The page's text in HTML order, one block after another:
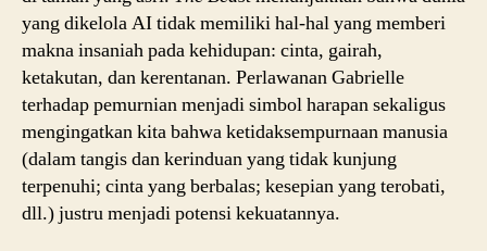
yang dikelola AI tidak memiliki hal-hal yang memberi
makna insaniah pada kehidupan: cinta, gairah,
ketakutan, dan kerentanan. Perlawanan Gabrielle
terhadap pemurnian menjadi simbol harapan sekaligus
mengingatkan kita bahwa ketidaksempurnaan manusia
(dalam tangis dan kerinduan yang tidak kunjung
terpenuhi; cinta yang berbalas; kesepian yang terobati,
dll.) justru menjadi potensi kekuatannya.